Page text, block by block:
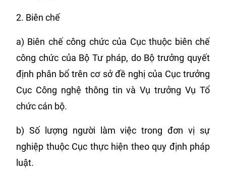
2. Biên chế
a) Biên chế công chức của Cục thuộc biên chế
công chức của Bộ Tư pháp, do Bộ trưởng quyết
định phân bổ trên cơ sở đề nghị của Cục trưởng
Cục Công nghệ thông tin và Vụ trưởng Vụ Tổ
chức cán bộ.
b) Số lượng người làm việc trong đơn vị sự
nghiệp thuộc Cục thực hiện theo quy định pháp
luật.